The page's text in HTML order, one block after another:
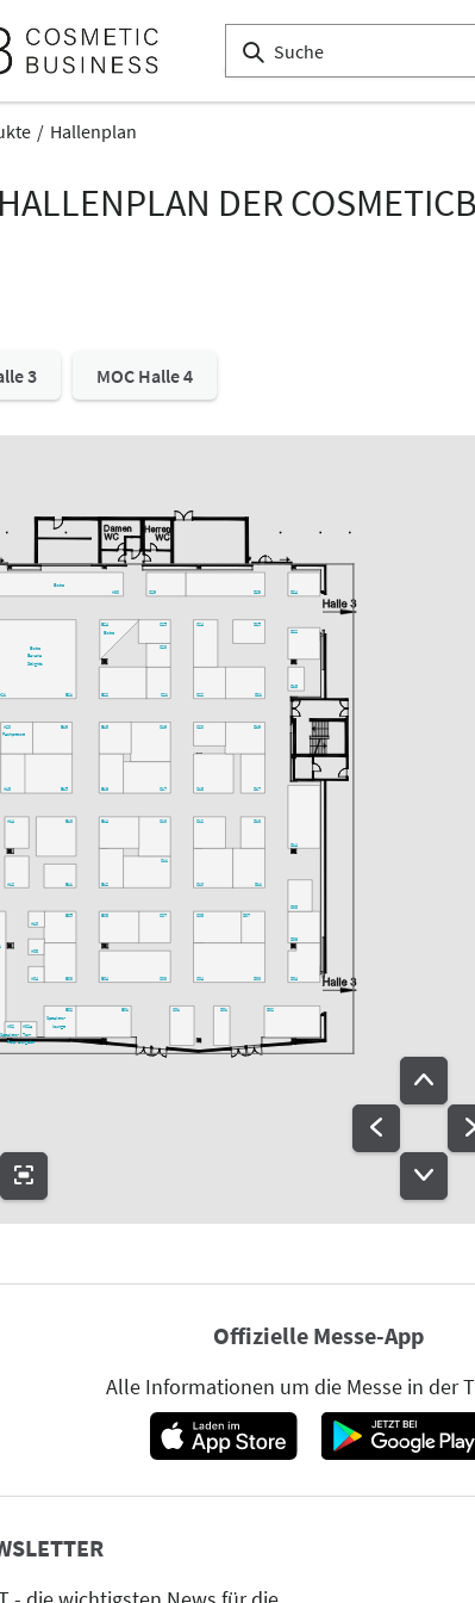
Hallenplan
DER
3 MOC Halle 4
A12
B24
Bistro
A04
A02a
Ton-
ausgabe
C11
C17
C10
D21
D04
C01
C18
D14
C07
C19
B12
C13
B16
C04 D03
D02
D11
B22
D17
C29
B01
D07
B11
B15
B19
D06
D13
B18
D22
D25
D01
D29
A18
D19
D24
B02
Speakers-
lounge
D18
B08
A20
Fachpresse
C21
C20
C25
C12
A21 B21
Bavaria
Bistro
Delights
B14
D08
C22
B04 C03
B13
A30
Bistro
C08
C23
A14
C24
B05
A08
A10
A02
Speakers-
Prep.
B03
Offizielle Messe-App
Alle Informationen um die Messe in der